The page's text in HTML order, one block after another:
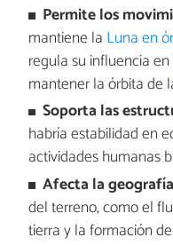
Permite los
mantiene la Luna en
regula su influencia en
mantener la órbita de
Soporta las
habría estabilidad en
actividades humanas
Afecta la
del terreno, como el
tierra y la formación